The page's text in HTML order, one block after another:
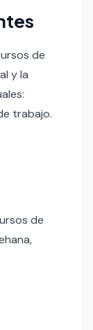
de
y la
trabajo.
de